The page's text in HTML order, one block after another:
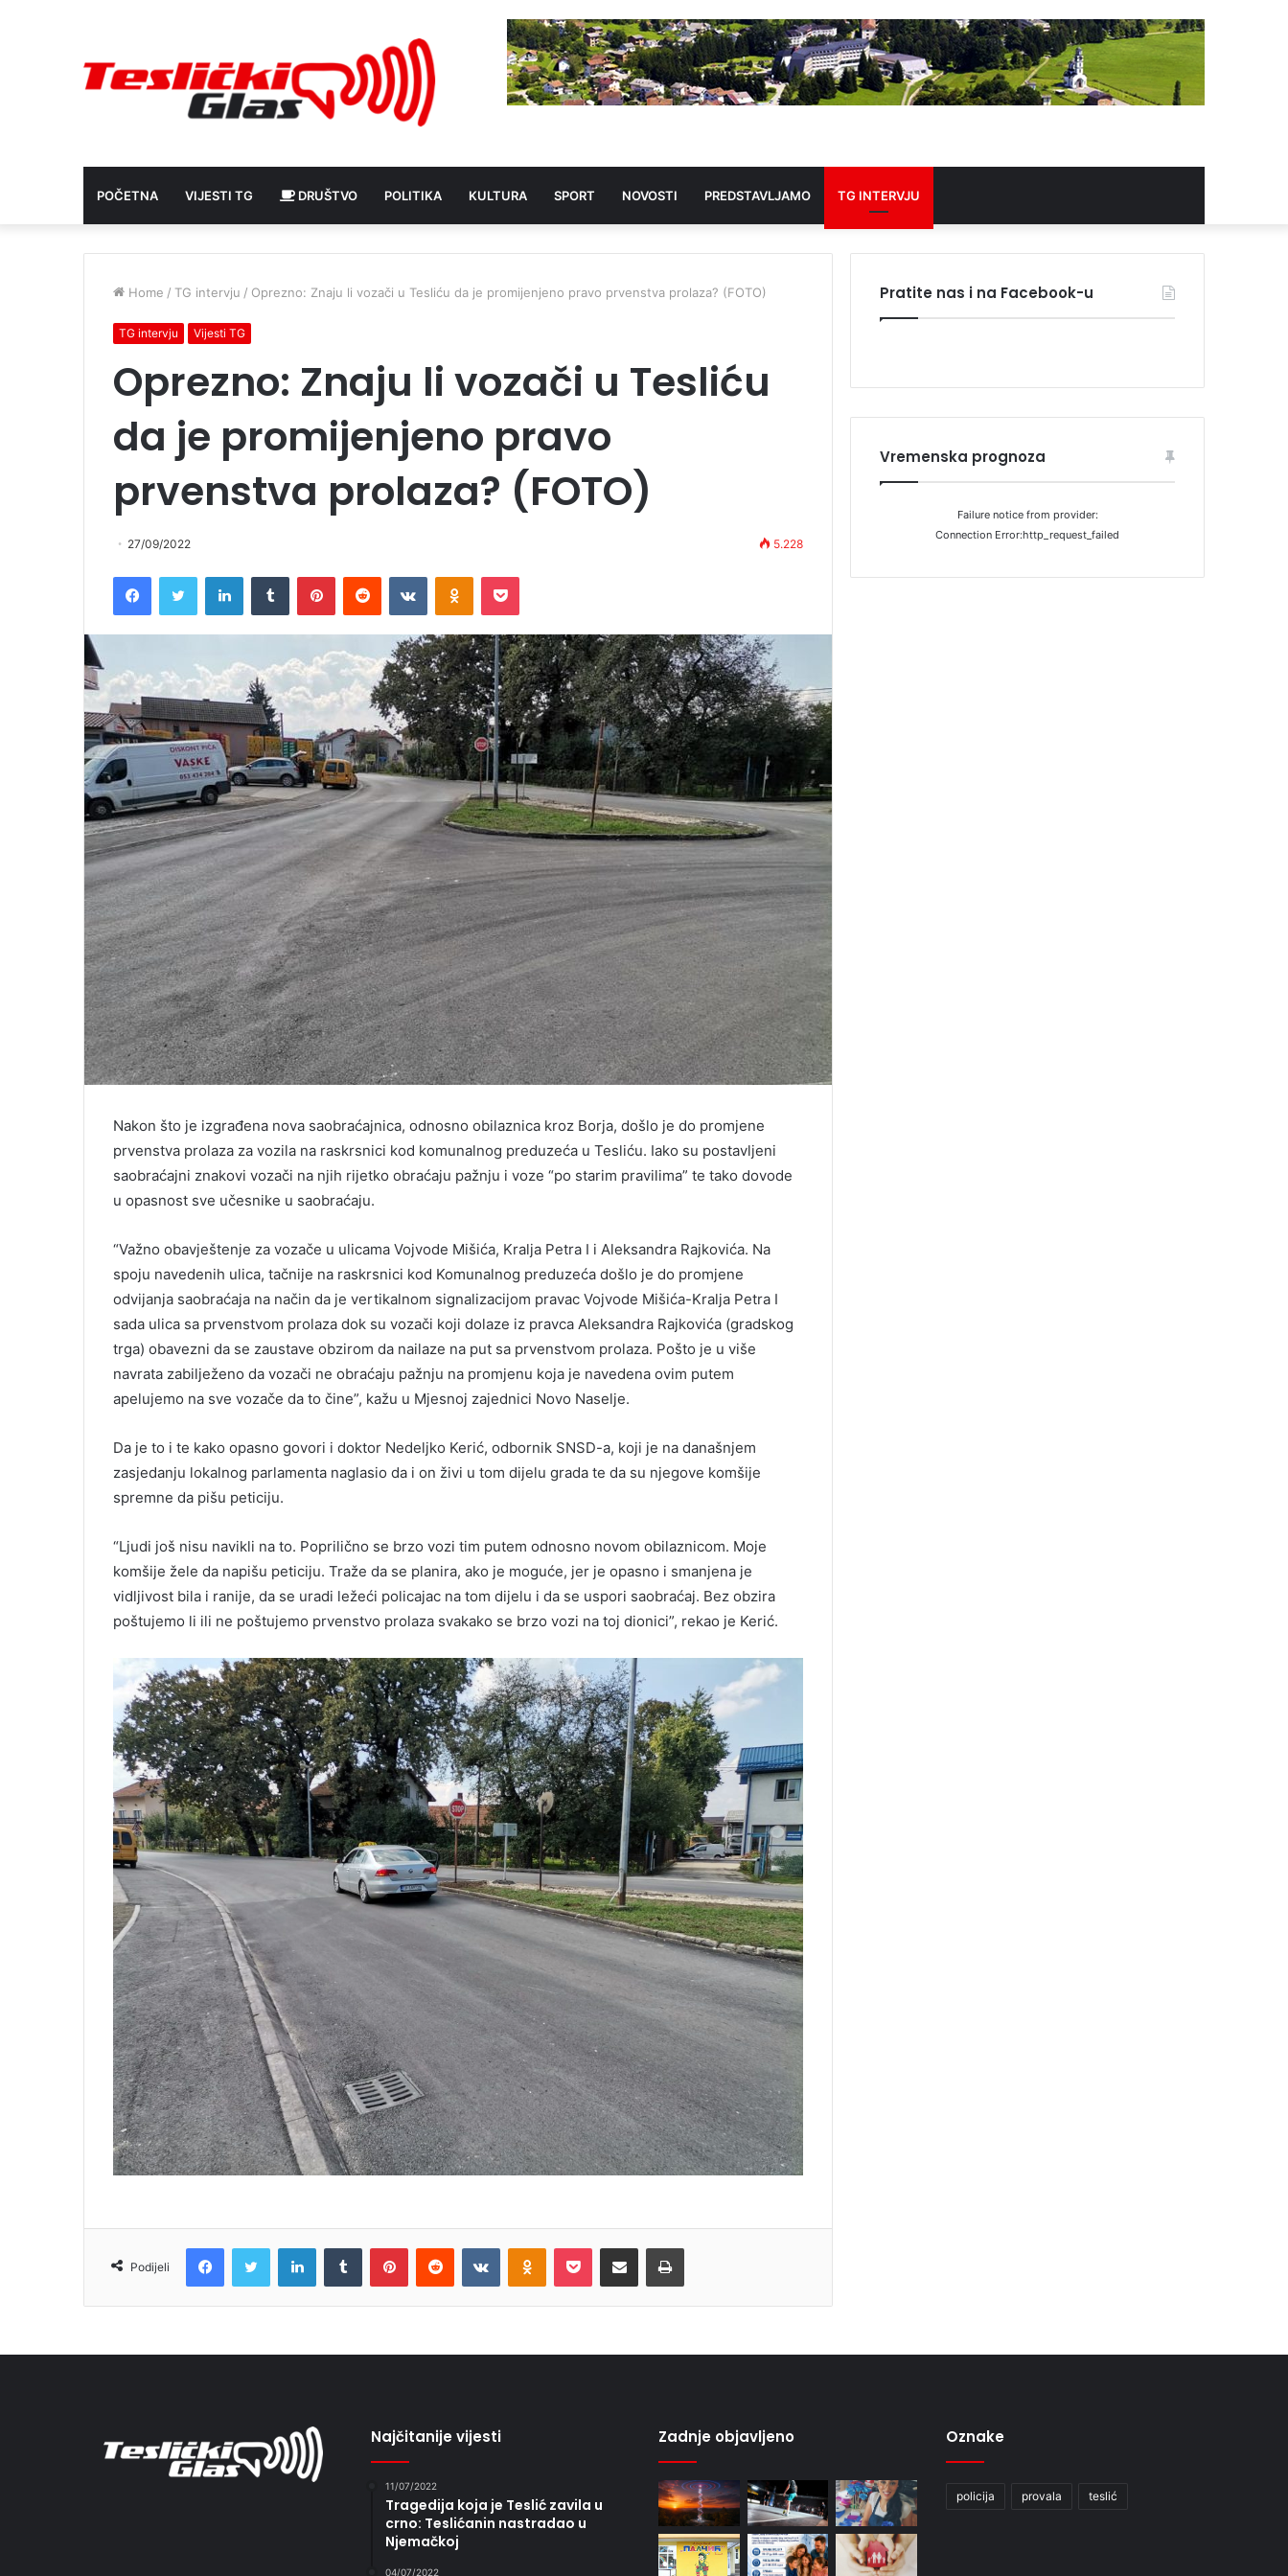
POČETNA VIJESTI TG DRUŠTVO POLITIKA KULTURA SPORT NOVOSTI PREDSTAVLJAMO TG INTERVJU
Home / TG intervju / Oprezno: Znaju li vozači u Tesliću da je promijenjeno pravo prvenstva prolaza? (FOTO)
TG intervju Vijesti TG
Oprezno: Znaju li vozači u Tesliću
da je promijenjeno pravo
prvenstva prolaza? (FOTO)
27/09/2022 5.228
FacebookTwitter LinkedInTumblr PinterestReddit VKontakteOdnoklassniki
Pocket
Nakon što je izgrađena nova saobraćajnica, odnosno obilaznica kroz Borja, došlo je do promjene
prvenstva prolaza za vozila na raskrsnici kod komunalnog preduzeća u Tesliću. Iako su postavljeni
saobraćajni znakovi vozači na njih rijetko obraćaju pažnju i voze “po starim pravilima” te tako dovode
u opasnost sve učesnike u saobraćaju.
“Važno obavještenje za vozače u ulicama Vojvode Mišića, Kralja Petra I i Aleksandra Rajkovića. Na
spoju navedenih ulica, tačnije na raskrsnici kod Komunalnog preduzeća došlo je do promjene
odvijanja saobraćaja na način da je vertikalnom signalizacijom pravac Vojvode Mišića-Kralja Petra I
sada ulica sa prvenstvom prolaza dok su vozači koji dolaze iz pravca Aleksandra Rajkovića (gradskog
trga) obavezni da se zaustave obzirom da nailaze na put sa prvenstvom prolaza. Pošto je u više
navrata zabilježeno da vozači ne obraćaju pažnju na promjenu koja je navedena ovim putem
apelujemo na sve vozače da to čine”, kažu u Mjesnoj zajednici Novo Naselje.
Da je to i te kako opasno govori i doktor Nedeljko Kerić, odbornik SNSD-a, koji je na današnjem
zasjedanju lokalnog parlamenta naglasio da i on živi u tom dijelu grada te da su njegove komšije
spremne da pišu peticiju.
“Ljudi još nisu navikli na to. Poprilično se brzo vozi tim putem odnosno novom obilaznicom. Moje
komšije žele da napišu peticiju. Traže da se planira, ako je moguće, jer je opasno i smanjena je
vidljivost bila i ranije, da se uradi ležeći policajac na tom dijelu i da se uspori saobraćaj. Bez obzira
poštujemo li ili ne poštujemo prvenstvo prolaza svakako se brzo vozi na toj dionici”, rekao je Kerić.
Podijeli
FacebookTwitter LinkedInTumblr PinterestReddit VKontakteOdnoklassniki
Pocket Share via Email Print
Pratite nas i na Facebook-u
Vremenska prognoza
Failure notice from provider:
Connection Error:http_request_failed
Najčitanije vijesti
11/07/2022
Tragedija koja je Teslić zavila u
crno: Teslićanin nastradao u
Njemačkoj
04/07/2022
Zadnje objavljeno Oznake
policija provala teslić